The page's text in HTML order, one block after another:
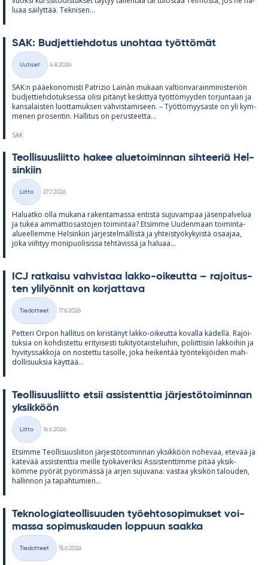
luaa säi­lyt­tää. Tek­ni­sen...
SAK: Bud­jet­tieh­do­tus unoh­taa työt­tö­mät
Kategoriat
Uutiset
4.8.2026
SAK:n pää­e­ko­no­misti Pat­rizio Lainàn mu­kaan val­tion­va­rain­mi­nis­te­riön
bud­jet­tieh­do­tuk­sessa olisi pi­tä­nyt kes­kit­tyä työt­tö­myy­den tor­jun­taan ja
kan­sa­lais­ten luot­ta­muk­sen vah­vis­ta­mi­seen. – Työt­tö­myy­saste on yli kym­
me­nen pro­sen­tin. Hal­li­tus on pe­rus­teetta...
SAK
Teol­li­suus­liitto ha­kee alue­toi­min­nan sih­tee­riä Hel­
sin­kiin
Kategoriat
Liitto
27.7.2026
Ha­luatko olla mu­kana ra­ken­ta­massa en­tistä su­ju­vam­paa jä­sen­pal­ve­lua
ja tu­kea am­mat­tio­sas­to­jen toi­min­taa? Et­simme Uu­den­maan toi­minta-
alu­eel­lemme Hel­sin­kiin jär­jes­tel­mäl­listä ja yh­teis­työ­ky­kyistä osaa­jaa,
joka viih­tyy mo­ni­puo­li­sissa teh­tä­vissä ja ha­luaa...
ICJ rat­kaisu vah­vis­taa lakko-oi­keutta – ra­joi­tus­
ten yli­lyön­nit on kor­jat­tava
Kategoriat
Tiedotteet
17.6.2026
Pet­teri Or­pon hal­li­tus on ki­ris­tä­nyt lakko-oi­keutta ko­valla kä­dellä. Ra­joi­
tuk­sia on koh­dis­tettu eri­tyi­sesti tu­ki­työ­tais­te­lui­hin, po­liit­ti­siin lak­koi­hin ja
hy­vi­tys­sak­koja on nos­tettu ta­solle, joka hei­ken­tää työn­te­ki­jöi­den mah­
dol­li­suuk­sia käyt­tää...
Teol­li­suus­liitto et­sii as­sis­tent­tia jär­jes­tö­toi­min­nan
yk­sik­köön
Kategoriat
Liitto
16.6.2026
Et­simme Teol­li­suus­lii­ton jär­jes­tö­toi­min­nan yk­sik­köön no­he­vaa, ete­vää ja
kä­te­vää as­sis­tent­tia meille työ­ka­ve­riksi As­sis­tent­timme pi­tää yk­sik­
kömme pyö­rät pyö­ri­mässä ja ar­jen su­ju­vana: vas­taa yk­si­kön ta­lou­den,
hal­lin­non ja ta­pah­tu­mien...
Tek­no­lo­gia­teol­li­suu­den työ­eh­to­so­pi­muk­set voi­
massa so­pi­mus­kau­den lop­puun saakka
Kategoriat
Tiedotteet
15.6.2026